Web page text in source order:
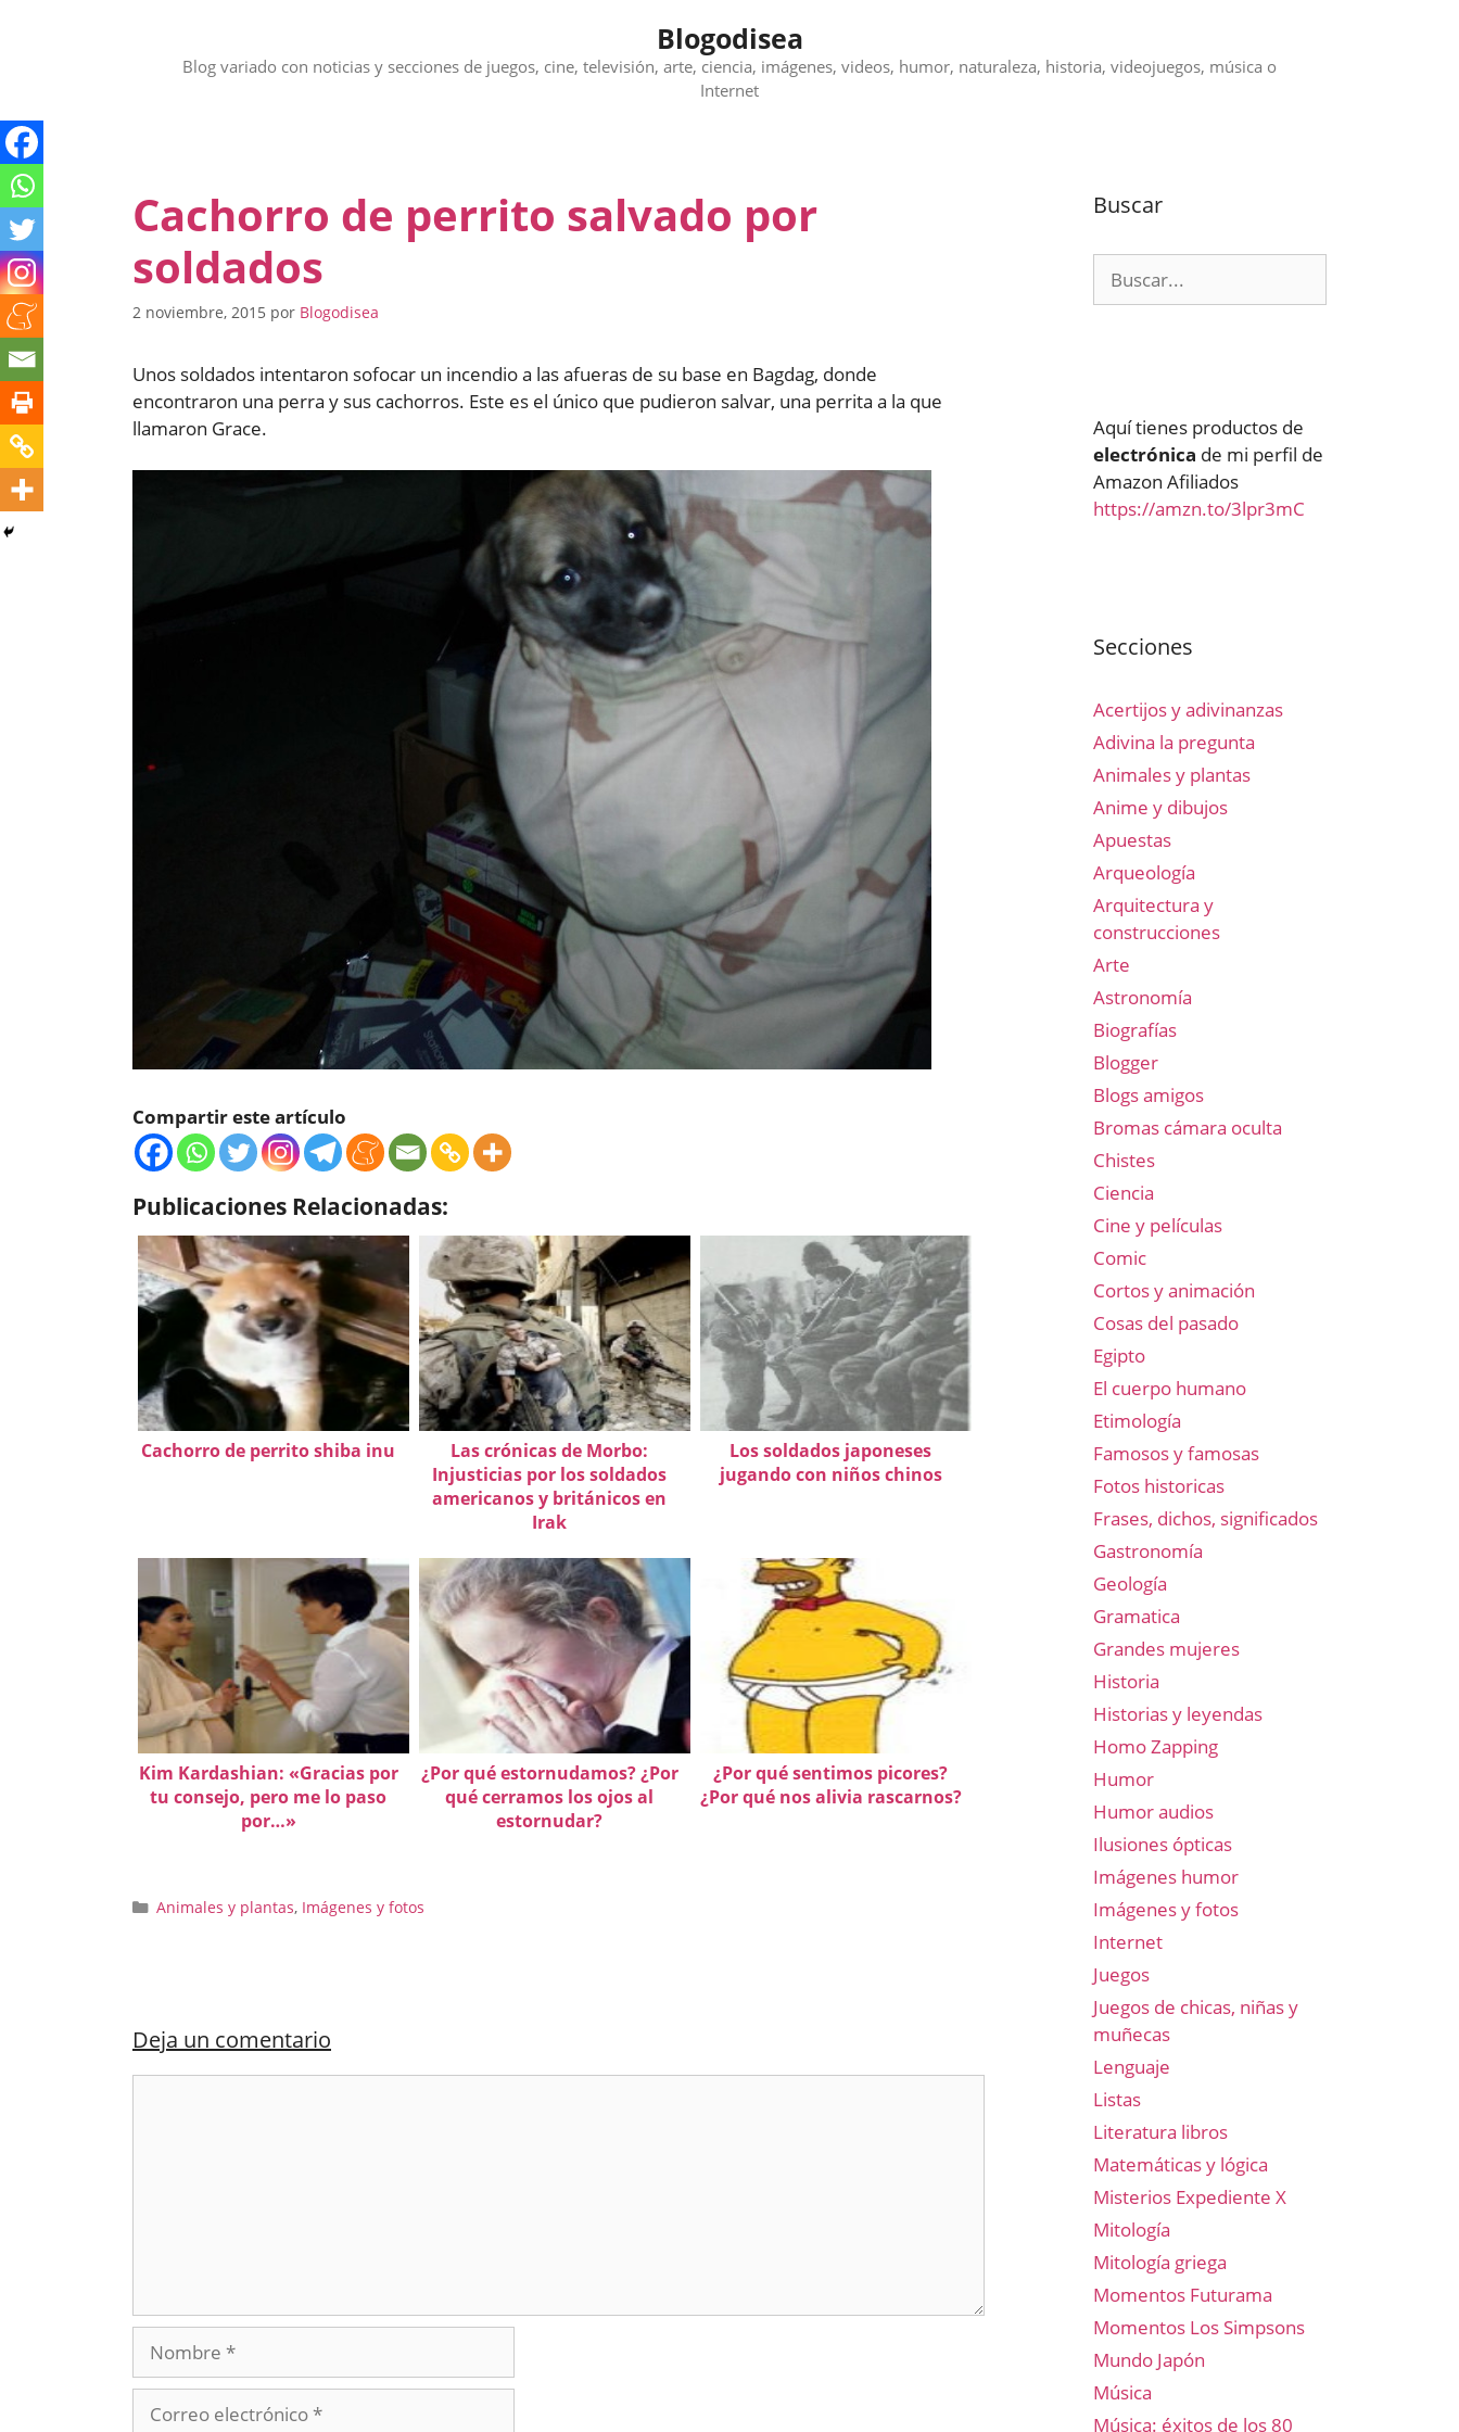
Blogodisea
Blog variado con noticias y secciones de juegos, cine, televisión, arte, ciencia, imágenes, videos, humor, naturaleza, historia, videojuegos, música o
Internet
Cachorro de perrito salvado por
soldados
2 noviembre, 2015 por Blogodisea
Unos soldados intentaron sofocar un incendio a las afueras de su base en Bagdag, donde
encontraron una perra y sus cachorros. Este es el único que pudieron salvar, una perrita a la que
llamaron Grace.
Compartir este artículo
Publicaciones Relacionadas:
Cachorro de perrito shiba inu
Las crónicas de Morbo:
Injusticias por los soldados
americanos y británicos en
Irak
Los soldados japoneses
jugando con niños chinos
Kim Kardashian: «Gracias por
tu consejo, pero me lo paso
por…»
¿Por qué estornudamos? ¿Por
qué cerramos los ojos al
estornudar?
¿Por qué sentimos picores?
¿Por qué nos alivia rascarnos?
Categorías
Animales y plantas, Imágenes y fotos
Deja un comentario
Nombre
Buscar
Aquí tienes productos de
electrónica de mi perfil de
Amazon Afiliados
https://amzn.to/3lpr3mC
Secciones
Acertijos y adivinanzas
Adivina la pregunta
Animales y plantas
Anime y dibujos
Apuestas
Arqueología
Arquitectura y
construcciones
Arte
Astronomía
Biografías
Blogger
Blogs amigos
Bromas cámara oculta
Chistes
Ciencia
Cine y películas
Comic
Cortos y animación
Cosas del pasado
Egipto
El cuerpo humano
Etimología
Famosos y famosas
Fotos historicas
Frases, dichos, significados
Gastronomía
Geología
Gramatica
Grandes mujeres
Historia
Historias y leyendas
Homo Zapping
Humor
Humor audios
Ilusiones ópticas
Imágenes humor
Imágenes y fotos
Internet
Juegos
Juegos de chicas, niñas y
muñecas
Lenguaje
Listas
Literatura libros
Matemáticas y lógica
Misterios Expediente X
Mitología
Mitología griega
Momentos Futurama
Momentos Los Simpsons
Mundo Japón
Música
Música: éxitos de los 80